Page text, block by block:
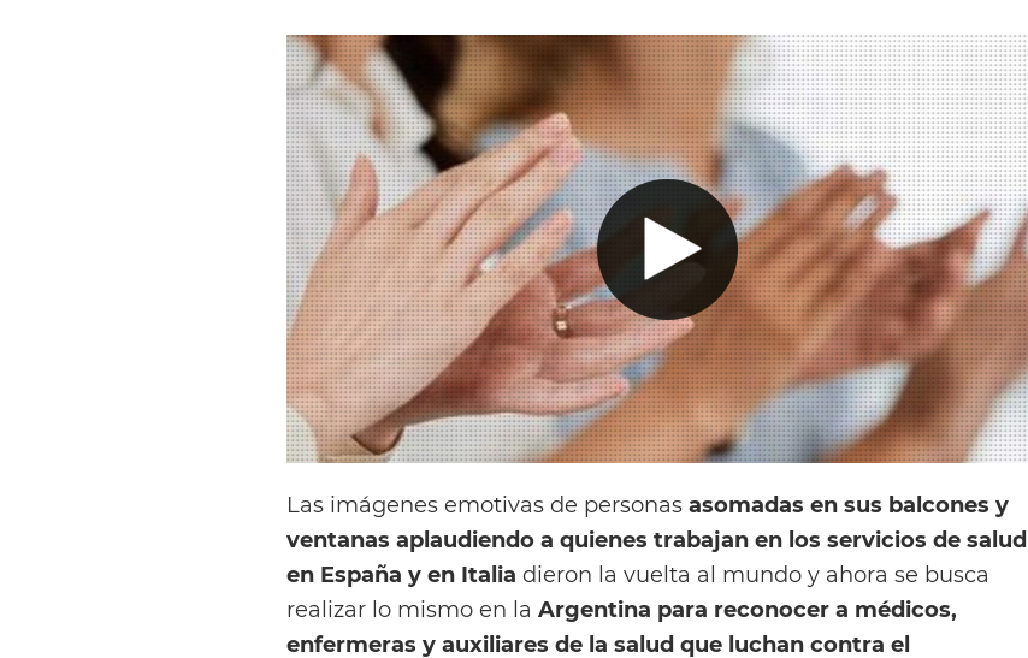
Las imágenes emotivas de personas asomadas en sus balcones y
ventanas aplaudiendo a quienes trabajan en los servicios de salud
en España y en Italia dieron la vuelta al mundo y ahora se busca
realizar lo mismo en la Argentina para reconocer a médicos,
enfermeras y auxiliares de la salud que luchan contra el